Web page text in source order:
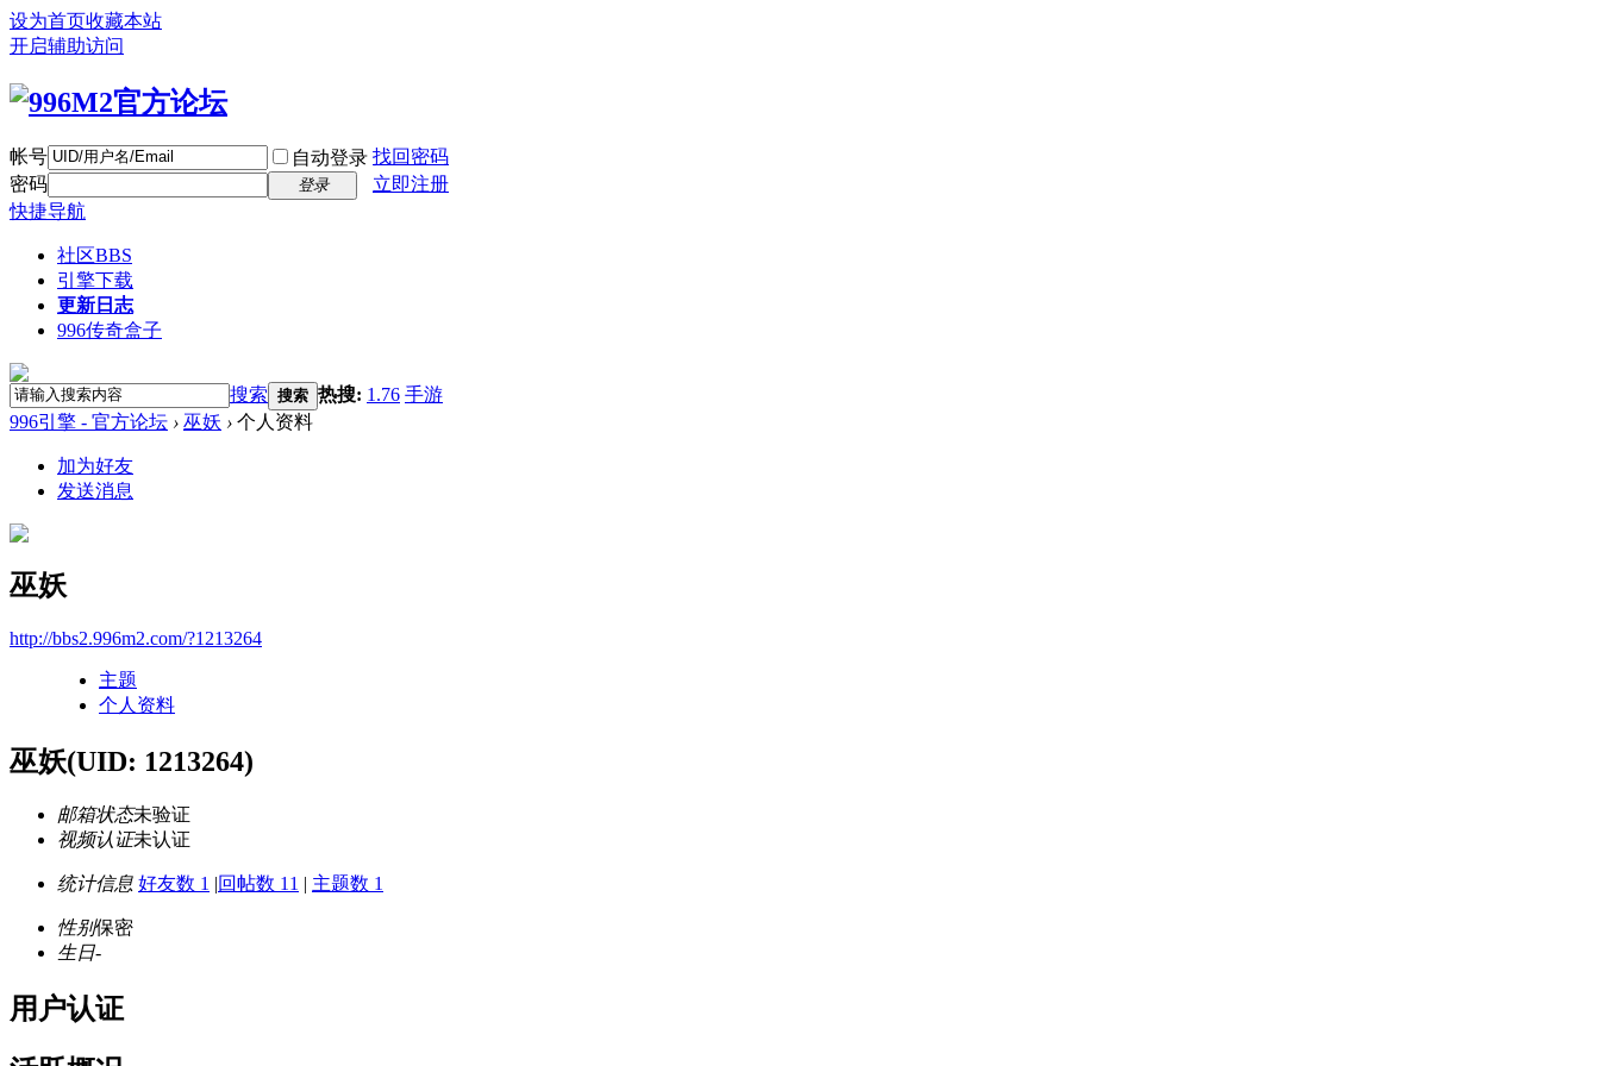
设为首页收藏本站
开启辅助访问
帐号 自动登录 找回密码
密码
登录
立即注册
快捷导航
社区BBS
引擎下载
更新日志
996传奇盒子
搜索 搜索 热搜: 1.76 手游
996引擎 - 官方论坛 › 巫妖 › 个人资料
加为好友
发送消息
巫妖
http://bbs2.996m2.com/?1213264
主题
个人资料
巫妖(UID: 1213264)
邮箱状态未验证
视频认证未认证
统计信息 好友数 1 |回帖数 11 | 主题数 1
性别保密
生日-
用户认证